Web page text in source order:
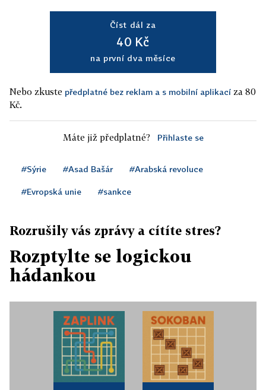
Číst dál za
40 Kč
na první dva měsíce
Nebo zkuste předplatné bez reklam a s mobilní aplikací za 80
Kč.
Máte již předplatné? Přihlaste se
#Sýrie #Asad Bašár #Arabská revoluce
#Evropská unie #sankce
Rozrušily vás zprávy a cítíte stres?
Rozptylte se logickou
hádankou